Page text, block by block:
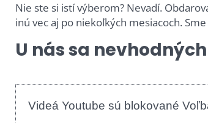
Nie ste si istí výberom? Nevadí.
inú vec aj po niekoľkých mesiacoch.
U nás sa
Videá Youtube sú blokované